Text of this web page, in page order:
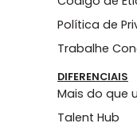
Política de
Trabalhe
DIFERENCIAIS
Mais do que
Talent Hub